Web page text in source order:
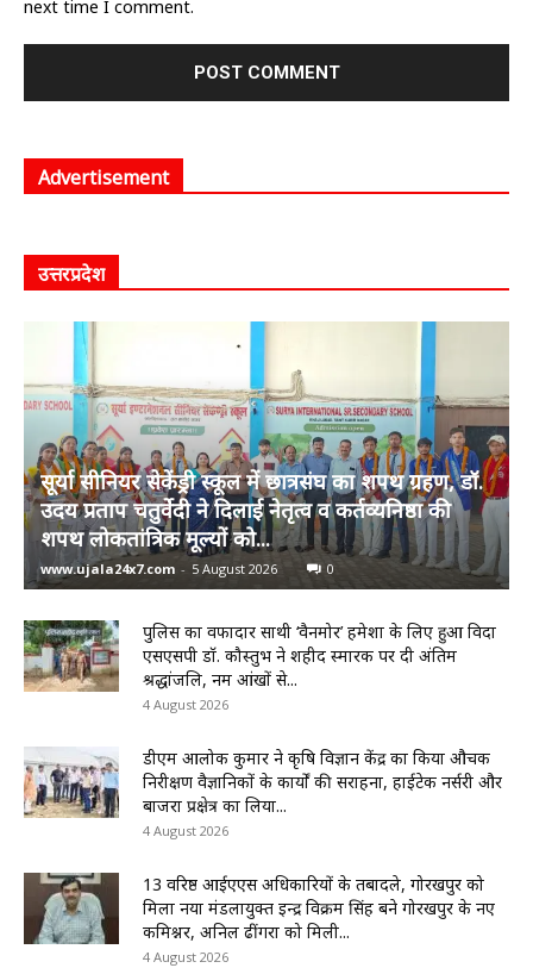
next time I comment.
Advertisement
उत्तरप्रदेश
सूर्या सीनियर सेकेंड्री स्कूल में छात्रसंघ का शपथ ग्रहण, डॉ.
उदय प्रताप चतुर्वेदी ने दिलाई नेतृत्व व कर्तव्यनिष्ठा की
शपथ लोकतांत्रिक मूल्यों को...
www.ujala24x7.com - 5 August 2026 0
पुलिस का वफादार साथी ‘वैनमोर’ हमेशा के लिए हुआ विदा
एसएसपी डॉ. कौस्तुभ ने शहीद स्मारक पर दी अंतिम
श्रद्धांजलि, नम आंखों से...
4 August 2026
डीएम आलोक कुमार ने कृषि विज्ञान केंद्र का किया औचक
निरीक्षण वैज्ञानिकों के कार्यों की सराहना, हाईटेक नर्सरी और
बाजरा प्रक्षेत्र का लिया...
4 August 2026
13 वरिष्ठ आईएएस अधिकारियों के तबादले, गोरखपुर को
मिला नया मंडलायुक्त इन्द्र विक्रम सिंह बने गोरखपुर के नए
कमिश्नर, अनिल ढींगरा को मिली...
4 August 2026